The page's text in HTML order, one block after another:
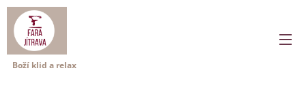
Boží klid a relax